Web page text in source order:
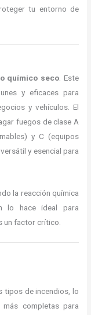
tu entorno de
químico seco . Este
y eficaces para
y vehículos. El
fuegos de clase A
y C (equipos
y esencial para
la reacción química
lo hace ideal para
un factor crítico.
tipos de incendios, lo
completas para